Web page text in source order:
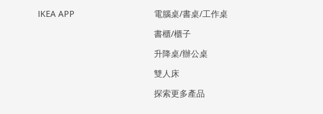
IKEA APP
電腦桌/書桌/工作桌
書櫃/櫃子
升降桌/辦公桌
雙人床
探索更多產品